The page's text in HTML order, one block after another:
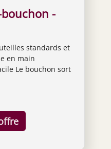
-
standards et
en main
Le bouchon sort
extra large Pas